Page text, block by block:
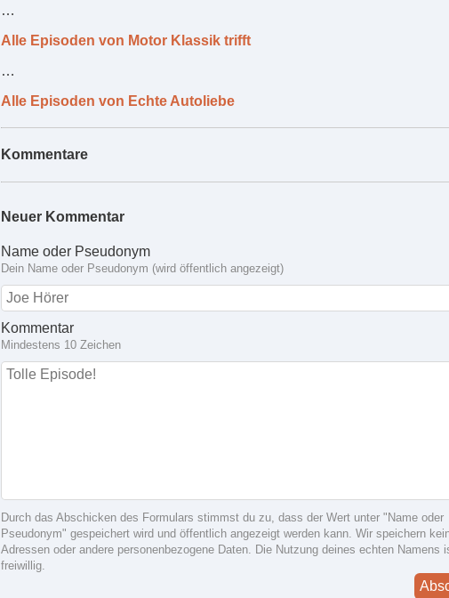
…
Alle Episoden von Motor Klassik trifft
…
Alle Episoden von Echte Autoliebe
Kommentare
Neuer Kommentar
Name oder Pseudonym
Dein Name oder Pseudonym (wird öffentlich angezeigt)
Kommentar
Mindestens 10 Zeichen
Durch das Abschicken des Formulars stimmst du zu, dass der Wert unter "Name oder
Pseudonym" gespeichert wird und öffentlich angezeigt werden kann. Wir speichern
Adressen oder andere personenbezogene Daten. Die Nutzung deines echten Namens
freiwillig.